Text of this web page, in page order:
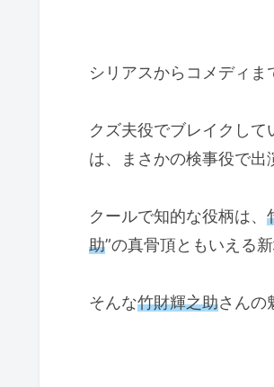
シリアスからコメディま
クズ夫役でブレイクし
は、まさかの検事役で出
クールで知的な役柄は、
助”の真骨頂ともいえる
そんな竹財輝之助さんの